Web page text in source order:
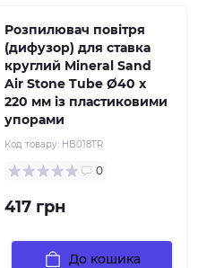
Розпилювач повітря
(дифузор) для ставка
круглий Mineral Sand
Air Stone Tube Ø40 х
220 мм із пластиковими
упорами
Код товару: HB018TR
0
417 грн
До кошика